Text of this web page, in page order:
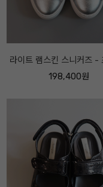
플래닛 램스킨 로퍼 - 오